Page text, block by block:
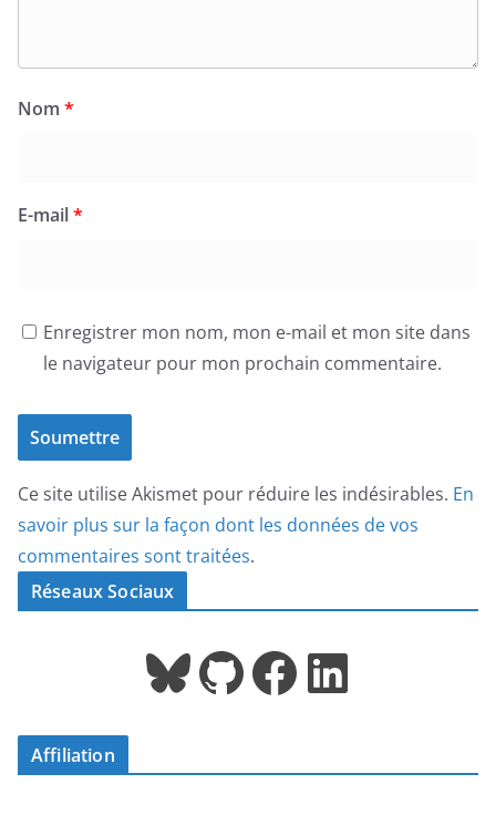
Nom *
E-mail*
Enregistrer mon nom, mon e-mail et mon site dans
le navigateur pour mon prochain commentaire.
Ce site utilise Akismet pour réduire les indésirables. En
savoir plus sur la façon dont les données de vos
commentaires sont traitées.
Réseaux Sociaux
Bluesky GitHub Facebook LinkedIn
Affiliation